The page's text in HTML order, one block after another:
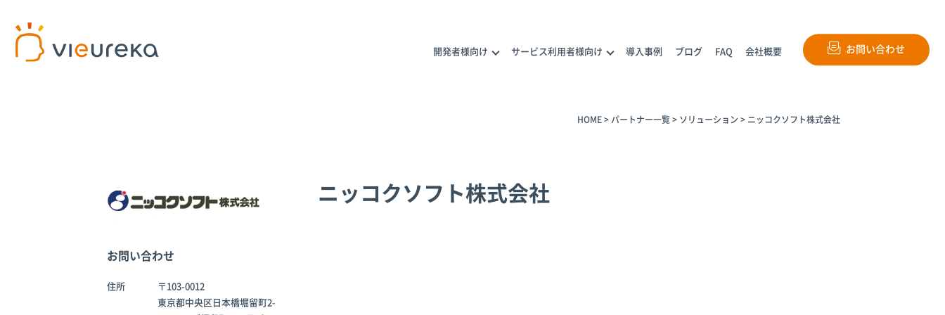
開発者様向け サービス利用者様向け 導入事例 ブログ FAQ 会社概要 お問い合わせ
SDK
スターターキット
工場
オフィス
HOME> パートナー一覧> ソリューション > ニッコクソフト株式会社
ニッコクソフト株式会社
お問い合わせ
住所
〒103-0012
東京都中央区日本橋堀留町2-